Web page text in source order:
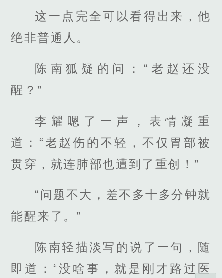
这一点完全可以看得出来，他
绝非普通人。
陈南狐疑的问：“老赵还没
醒？”
李耀嗯了一声，表情凝重
道：“老赵伤的不轻，不仅胃部被
贯穿，就连肺部也遭到了重创！”
“问题不大，差不多十多分钟就
能醒来了。”
陈南轻描淡写的说了一句，随
即道：“没啥事，就是刚才路过医